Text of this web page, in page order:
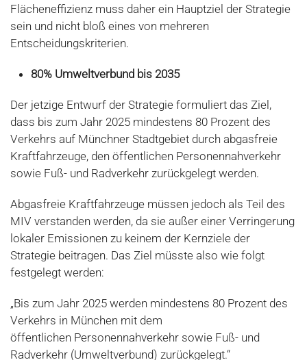
Flächeneffizienz muss daher ein Hauptziel der Strategie
sein und nicht bloß eines von mehreren
Entscheidungskriterien.
80% Umweltverbund bis 2035
Der jetzige Entwurf der Strategie formuliert das Ziel,
dass bis zum Jahr 2025 mindestens 80 Prozent des
Verkehrs auf Münchner Stadtgebiet durch abgasfreie
Kraftfahrzeuge, den öffentlichen Personennahverkehr
sowie Fuß- und Radverkehr zurückgelegt werden.
Abgasfreie Kraftfahrzeuge müssen jedoch als Teil des
MIV verstanden werden, da sie außer einer Verringerung
lokaler Emissionen zu keinem der Kernziele der
Strategie beitragen. Das Ziel müsste also wie folgt
festgelegt werden:
„Bis zum Jahr 2025 werden mindestens 80 Prozent des
Verkehrs in München mit dem
öffentlichen Personennahverkehr sowie Fuß- und
Radverkehr (Umweltverbund) zurückgelegt.“